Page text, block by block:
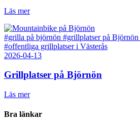
Läs mer
#grilla på björnön #grillplatser på Björnön
#offentliga grillplatser i Västerås
2026-04-13
Grillplatser på Björnön
Läs mer
Bra länkar